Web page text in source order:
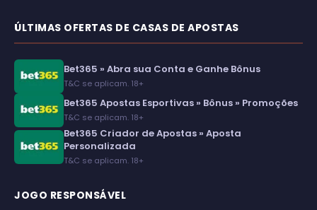
ÚLTIMAS OFERTAS DE CASAS DE APOSTAS
Bet365 » Abra sua Conta e Ganhe Bônus
T&C se aplicam. 18+
Bet365 Apostas Esportivas » Bônus » Promoções
T&C se aplicam. 18+
Bet365 Criador de Apostas » Aposta
Personalizada
T&C se aplicam. 18+
JOGO RESPONSÁVEL